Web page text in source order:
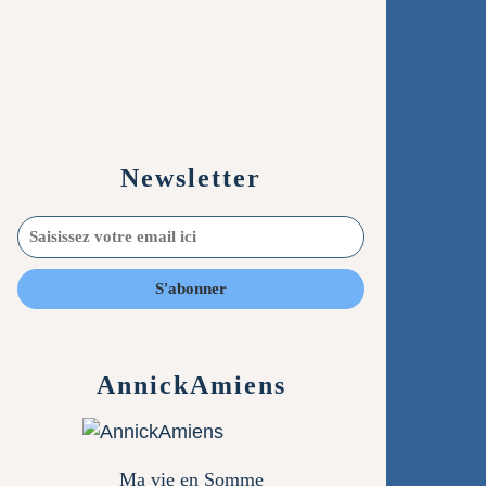
Newsletter
AnnickAmiens
Ma vie en Somme